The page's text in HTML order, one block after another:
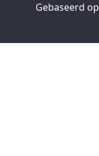
Gebaseerd op